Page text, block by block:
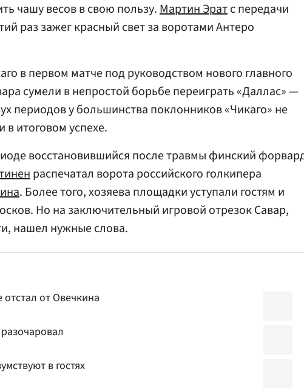
чашу весов в свою пользу.Мартин Эратс передачи
раз зажег красный свет за воротами Антеро
в первом матче под руководством нового главного
сумели в непростой борьбе переиграть «Даллас» —
периодов у большинства поклонников «Чикаго» не
в итоговом успехе.
восстановившийся после травмы финский
распечатал ворота российского голкипера
. Более того, хозяева площадки уступали гостям и
Но на заключительный игровой отрезок Савар,
нашел нужные слова.
от Овечкина
в гостях